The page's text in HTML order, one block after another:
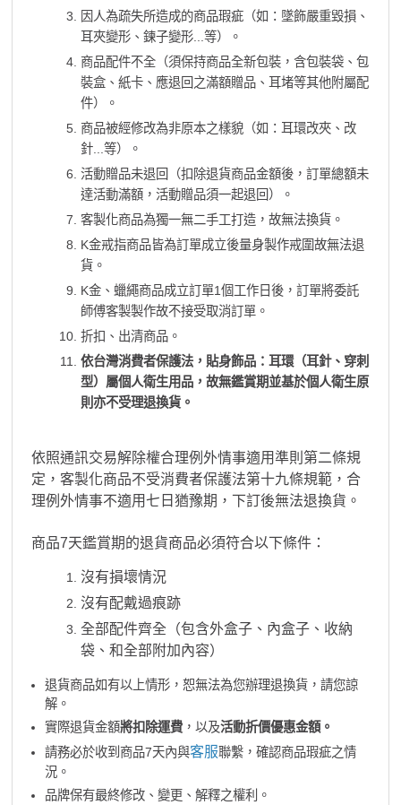
因人為疏失所造成的商品瑕疵（如：墜飾嚴重毀損、
耳夾變形、鍊子變形...等）。
商品配件不全（須保持商品全新包裝，含包裝袋、包
裝盒、紙卡、應退回之滿額贈品、耳堵等其他附屬配
件）。
商品被經修改為非原本之樣貌（如：耳環改夾、改
針...等）。
活動贈品未退回（扣除退貨商品金額後，訂單總額未
達活動滿額，活動贈品須一起退回）。
客製化商品為獨一無二手工打造，故無法換貨。
K金戒指商品皆為訂單成立後量身製作戒圍故無法退
貨。
K金、蠟繩商品成立訂單1個工作日後，訂單將委託
師傅客製製作故不接受取消訂單。
折扣、出清商品。
依台灣消費者保護法，貼身飾品：耳環（耳針、穿刺
型）屬個人衛生用品，故無鑑賞期並基於個人衛生原
則亦不受理退換貨。
依照通訊交易解除權合理例外情事適用準則第二條規
定，客製化商品不受消費者保護法第十九條規範，合
理例外情事不適用七日猶豫期，下訂後無法退換貨。
商品7天鑑賞期的退貨商品必須符合以下條件：
沒有損壞情況
沒有配戴過痕跡
全部配件齊全（包含外盒子、內盒子、收納
袋、和全部附加內容）
退貨商品如有以上情形，恕無法為您辦理退換貨，請您諒
解。
實際退貨金額將扣除運費，以及活動折價優惠金額。
請務必於收到商品7天內與客服聯繫，確認商品瑕疵之情
況。
品牌保有最終修改、變更、解釋之權利。